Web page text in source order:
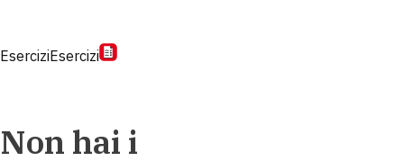
EserciziEsercizi
Non hai i